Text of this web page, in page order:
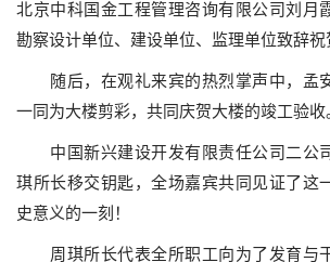
北京中科国金工程管理咨询有限公司刘月
勘察设计单位、建设单位、监理单位致辞祝
随后，在观礼来宾的热烈掌声中，孟
一同为大楼剪彩，共同庆贺大楼的竣工验收
中国新兴建设开发有限责任公司二公
琪所长移交钥匙，全场嘉宾共同见证了这
史意义的一刻！
周琪所长代表全所职工向为了发育与